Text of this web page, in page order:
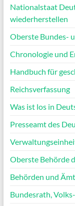
Nationalstaat
wiederherstellen
Oberste Bundes-
Chronologie und
Handbuch für
Reichsverfassung
Was ist los in
Presseamt des
Oberste Behörde
Behörden und
Bundesrath,